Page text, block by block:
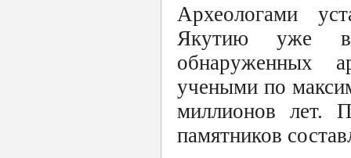
Археологами
Якутию уже в
обнаруженных
учеными по
миллионов лет.
памятников